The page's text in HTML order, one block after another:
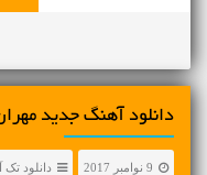
دانلود آهنگ جديد
9 نوامبر 2017 دانلود تک